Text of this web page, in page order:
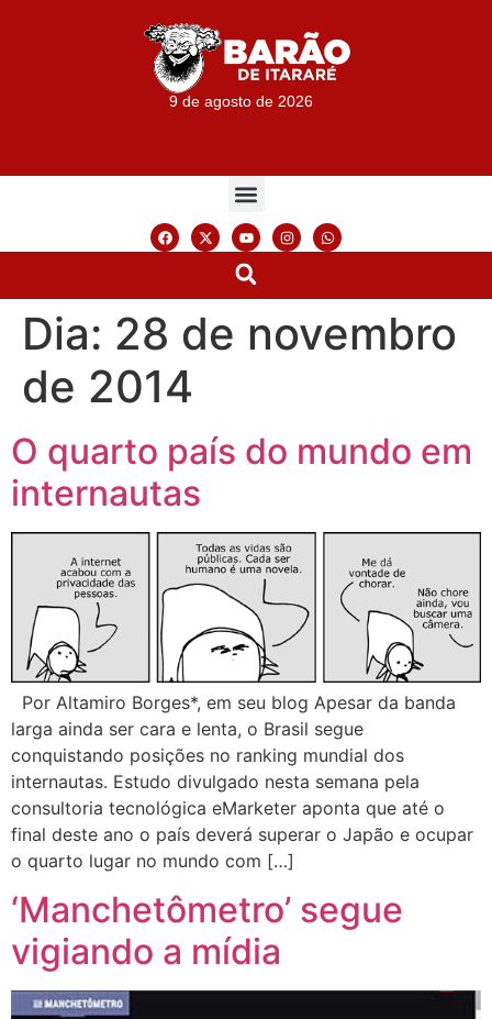
9 de agosto de 2026
Dia: 28 de novembro
de 2014
O quarto país do mundo em
internautas
Por Altamiro Borges*, em seu blog Apesar da banda
larga ainda ser cara e lenta, o Brasil segue
conquistando posições no ranking mundial dos
internautas. Estudo divulgado nesta semana pela
consultoria tecnológica eMarketer aponta que até o
final deste ano o país deverá superar o Japão e ocupar
o quarto lugar no mundo com […]
‘Manchetômetro’ segue
vigiando a mídia